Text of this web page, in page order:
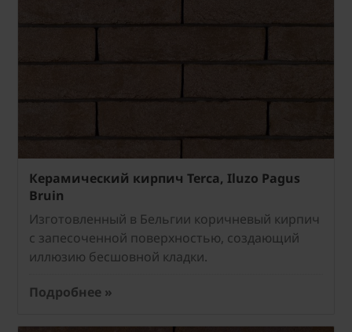
Керамический кирпич Terca, Iluzo Pagus
Bruin
Изготовленный в Бельгии коричневый кирпич
с запесоченной поверхностью, создающий
иллюзию бесшовной кладки.
Подробнее »